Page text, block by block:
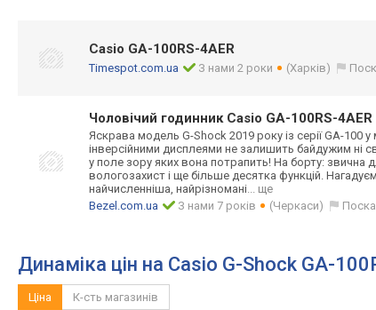
Casio GA-100RS-4AER
Timespot.com.ua З нами 2 роки (Харків)
Чоловічий годинник Casio GA-100RS-4AER
Яскрава модель G-Shock 2019 року із серії GA-100
інверсійними дисплеями не залишить байдужим ні
у поле зору яких вона потрапить! На борту: звична
вологозахист і ще більше десятка функцій.
найчисленніша, найрізномані... ще
Bezel.com.ua
З нами 7 років (Черкаси)
Динаміка цін на Casio G-Shock GA-
Ціна К-сть магазинів